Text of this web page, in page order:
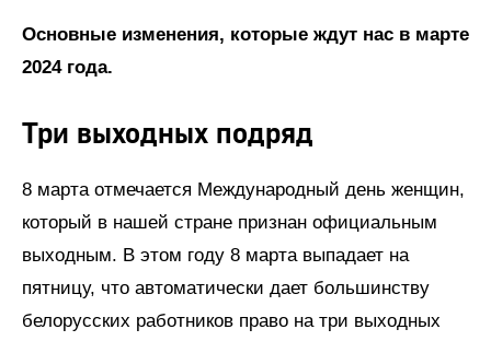
Основные изменения, которые ждут нас в марте
2024 года.
Три выходных подряд
8 марта отмечается Международный день женщин,
который в нашей стране признан официальным
выходным. В этом году 8 марта выпадает на
пятницу, что автоматически дает большинству
белорусских работников право на три выходных